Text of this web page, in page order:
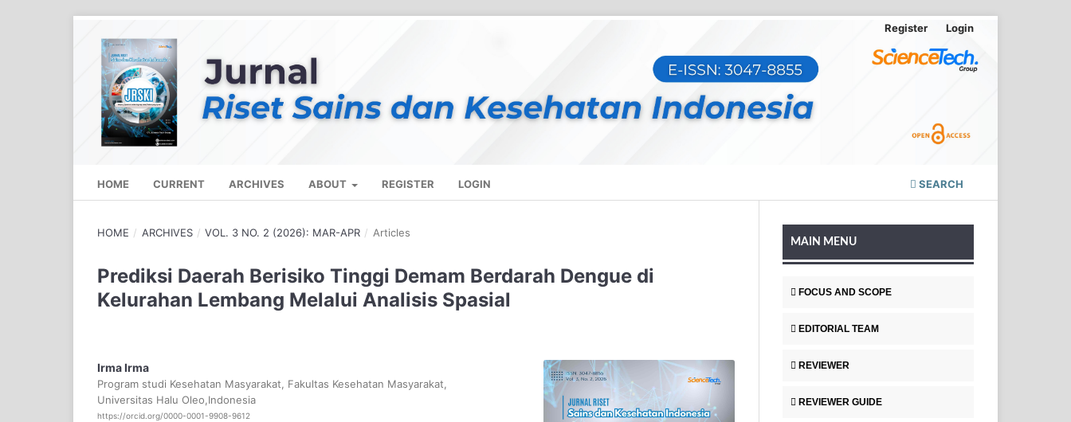
HOME CURRENT ARCHIVES ABOUT REGISTER LOGIN SEARCH
Register Login
HOME / ARCHIVES / VOL. 3 NO. 2 (2026): MAR-APR / Articles
Prediksi Daerah Berisiko Tinggi Demam Berdarah Dengue di
Kelurahan Lembang Melalui Analisis Spasial
Irma Irma
Program studi Kesehatan Masyarakat, Fakultas Kesehatan Masyarakat,
Universitas Halu Oleo,Indonesia
https://orcid.org/0000-0001-9908-9612
MAIN MENU
FOCUS AND SCOPE
EDITORIAL TEAM
REVIEWER
REVIEWER GUIDE